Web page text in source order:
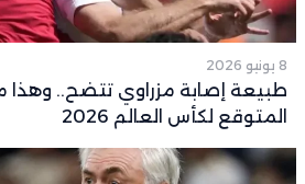
8 يونيو 2026
طبيعة إصابة مزراوي تتضح.. وهذا
المتوقع لكأس العالم 2026